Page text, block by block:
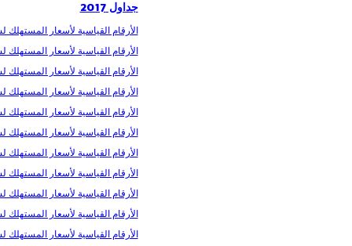
جداول 2017
الأرقام القیاسیة لأسعار المستھلك
الأرقام القیاسیة لأسعار المستھلك
الأرقام القیاسیة لأسعار المستھلك
الأرقام القیاسیة لأسعار المستھلك
الأرقام القیاسیة لأسعار المستھلك
الأرقام القیاسیة لأسعار المستھلك
الأرقام القیاسیة لأسعار المستھلك
الأرقام القیاسیة لأسعار المستھلك
الأرقام القیاسیة لأسعار المستھلك
الأرقام القیاسیة لأسعار المستھلك
الأرقام القیاسیة لأسعار المستھلك